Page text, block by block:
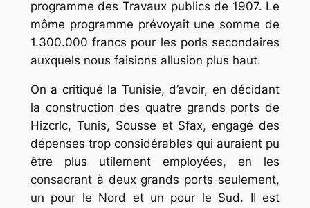
programme des Travaux publics de 1907. Le
môme programme prévoyait une somme de
1.300.000 francs pour les porls secondaires
auxquels nous faisions allusion plus haut.
On a critiqué la Tunisie, d’avoir, en décidant
la construction des quatre grands ports de
Hizcrlc, Tunis, Sousse et Sfax, engagé des
dépenses trop considérables qui auraient pu
être plus utilement employées, en les
consacrant à deux grands ports seulement,
un pour le Nord et un pour le Sud. II est